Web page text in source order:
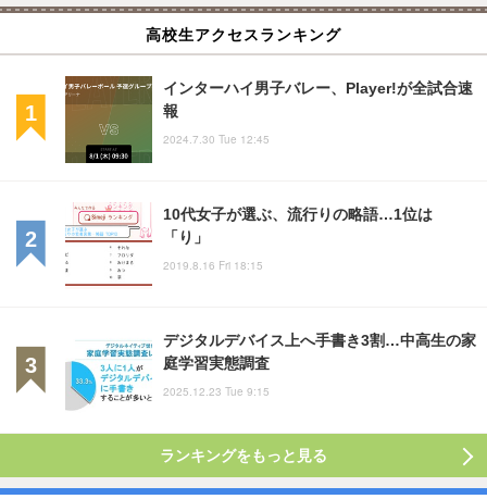
高校生アクセスランキング
インターハイ男子バレー、Player!が全試合速
報
2024.7.30 Tue 12:45
10代女子が選ぶ、流行りの略語…1位は
「り」
2019.8.16 Fri 18:15
デジタルデバイス上へ手書き3割…中高生の家
庭学習実態調査
2025.12.23 Tue 9:15
ランキングをもっと見る